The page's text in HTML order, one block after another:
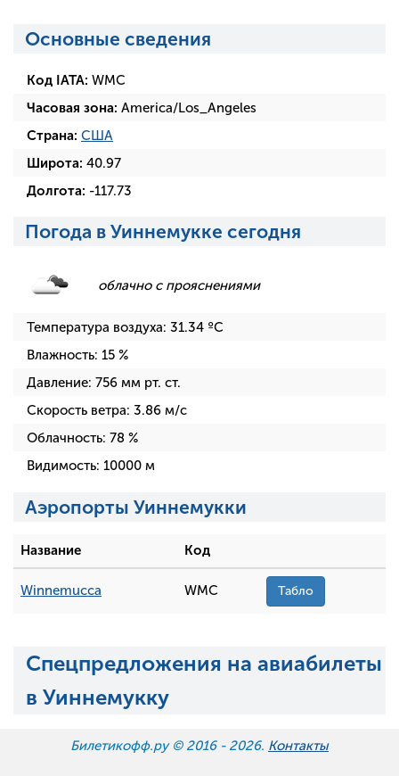
Основные сведения
Код IATA: WMC
Часовая зона: America/Los_Angeles
Страна: США
Широта: 40.97
Долгота: -117.73
Погода в Уиннемукке сегодня
облачно с прояснениями
Температура воздуха: 31.34 ºC
Влажность: 15 %
Давление: 756 мм рт. ст.
Скорость ветра: 3.86 м/с
Облачность: 78 %
Видимость: 10000 м
Аэропорты Уиннемукки
Название Код
Winnemucca WMC Табло
Спецпредложения на авиабилеты
в Уиннемукку
Билетикофф.ру © 2016 - 2026. Контакты